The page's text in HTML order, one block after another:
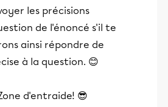
les précisions
de l'énoncé s'il te
ainsi répondre de
à la question. 😊
d'entraide! 😎